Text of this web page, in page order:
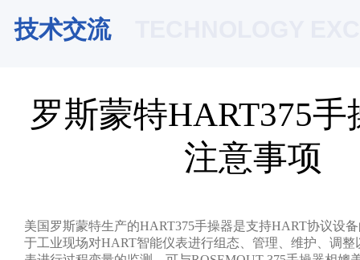
技术交流
罗斯蒙特HART375手
注意事项
美国罗斯蒙特生产的HART375手操器是支持HART协议设
于工业现场对HART智能仪表进行组态、管理、维护、调